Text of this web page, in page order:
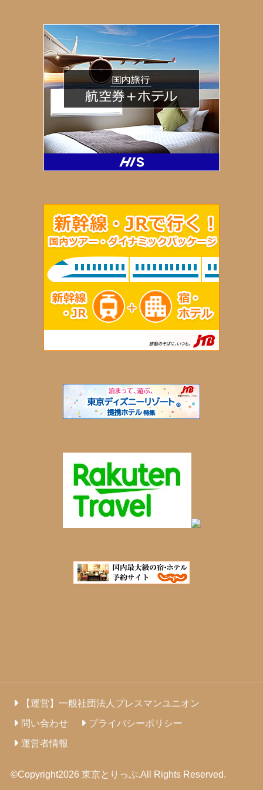
【運営】一般社団法人プレスマンユニオン
問い合わせ
プライバシーポリシー
運営者情報
©Copyright2026 東京とりっぷ.All Rights Reserved.